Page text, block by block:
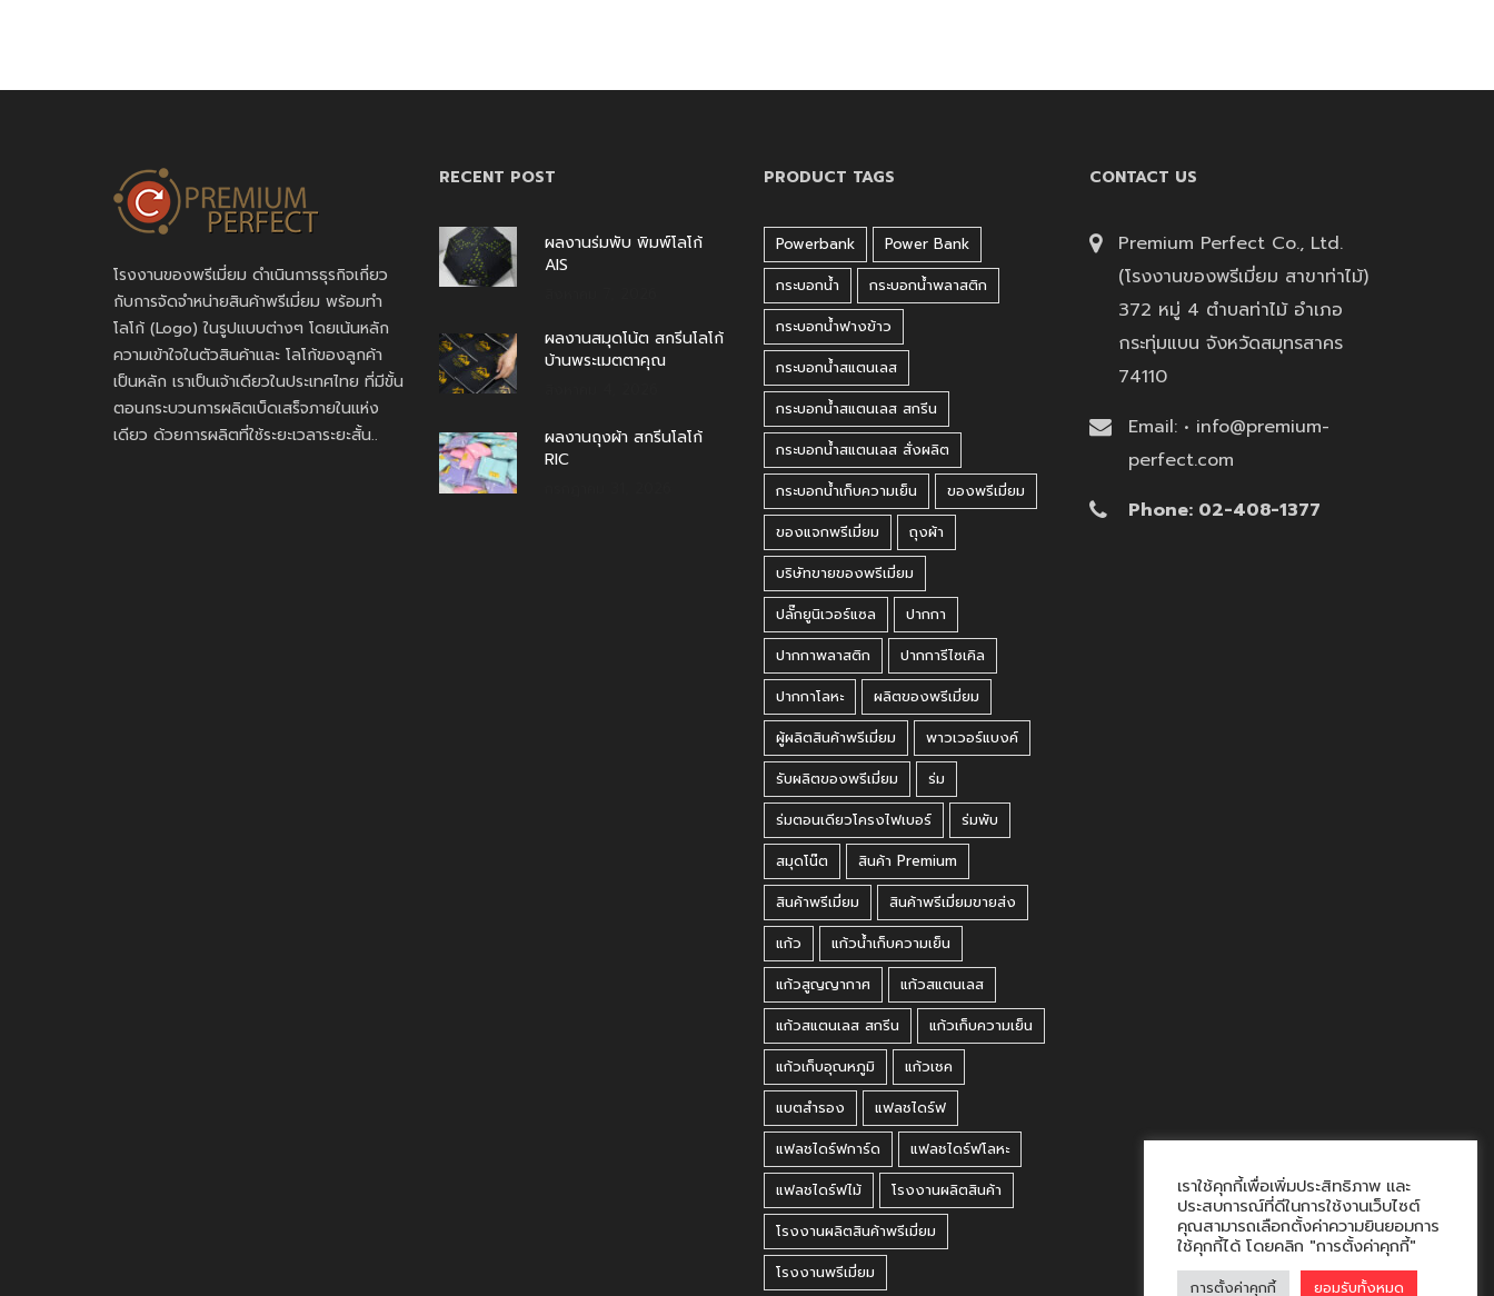
โรงงานของพรีเมี่ยม ดำเนินการธุรกิจเกี่ยว
กับการจัดจำหน่ายสินค้าพรีเมี่ยม พร้อมทำ
โลโก้ (Logo) ในรูปแบบต่างๆ โดยเน้นหลัก
ความเข้าใจในตัวสินค้าและ โลโก้ของลูกค้า
เป็นหลัก เราเป็นเจ้าเดียวในประเทศไทย ที่มีขั้น
ตอนกระบวนการผลิตเบ็ดเสร็จภายในแห่ง
เดียว ด้วยการผลิตที่ใช้ระยะเวลาระยะสั้น..
RECENT POST
ผลงานร่มพับ พิมพ์โลโก้
AIS
ผลงานสมุดโน้ต สกรีนโลโก้
บ้านพระเมตตาคุณ
ผลงานถุงผ้า สกรีนโลโก้
RIC
PRODUCT TAGS
Powerbank
Power Bank
กระบอกน้ำ
กระบอกน้ำพลาสติก
กระบอกน้ำฟางข้าว
กระบอกน้ำสแตนเลส
กระบอกน้ำสแตนเลส สกรีน
กระบอกน้ำสแตนเลส สั่งผลิต
กระบอกน้ำเก็บความเย็น
ของพรีเมี่ยม
ของแจกพรีเมี่ยม
ถุงผ้า
บริษัทขายของพรีเมี่ยม
ปลั๊กยูนิเวอร์แซล
ปากกา
ปากกาพลาสติก
ปากการีไซเคิล
ปากกาโลหะ
ผลิตของพรีเมี่ยม
ผู้ผลิตสินค้าพรีเมี่ยม
พาวเวอร์แบงค์
รับผลิตของพรีเมี่ยม
ร่ม
ร่มตอนเดียวโครงไฟเบอร์
ร่มพับ
สมุดโน๊ต
สินค้า Premium
สินค้าพรีเมี่ยม
สินค้าพรีเมี่ยมขายส่ง
แก้ว
แก้วน้ำเก็บความเย็น
แก้วสูญญากาศ
แก้วสแตนเลส
แก้วสแตนเลส สกรีน
แก้วเก็บความเย็น
แก้วเก็บอุณหภูมิ
แก้วเชค
แบตสำรอง
แฟลชไดร์ฟ
แฟลชไดร์ฟการ์ด
แฟลชไดร์ฟโลหะ
แฟลชไดร์ฟไม้
โรงงานผลิตสินค้า
โรงงานผลิตสินค้าพรีเมี่ยม
โรงงานพรีเมี่ยม
CONTACT US
Premium Perfect Co., Ltd.
(โรงงานของพรีเมี่ยม สาขาท่าไม้)
372 หมู่ 4 ตำบลท่าไม้ อำเภอ
กระทุ่มแบน จังหวัดสมุทรสาคร
74110
Email: • info@premium-
perfect.com
Phone: 02-408-1377
เราใช้คุกกี้เพื่อเพิ่มประสิทธิภาพ และ
ประสบการณ์ที่ดีในการใช้งานเว็บไซต์
คุณสามารถเลือกตั้งค่าความยินยอมการ
ใช้คุกกี้ได้ โดยคลิก "การตั้งค่าคุกกี้"
การตั้งค่าคุกกี้ ยอมรับทั้งหมด